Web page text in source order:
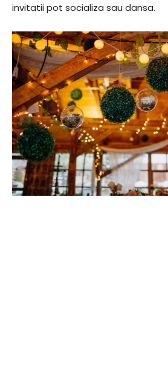
invitatii pot socializa sau dansa.